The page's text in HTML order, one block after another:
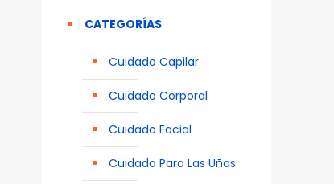
CATEGORÍAS
Cuidado Capilar
Cuidado Corporal
Cuidado Facial
Cuidado Para Las Uñas